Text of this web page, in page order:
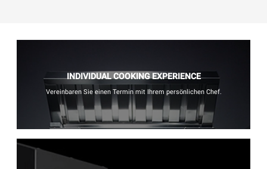
INDIVIDUAL COOKING EXPERIENCE
Vereinbaren Sie einen Termin mit Ihrem persönlichen Chef.